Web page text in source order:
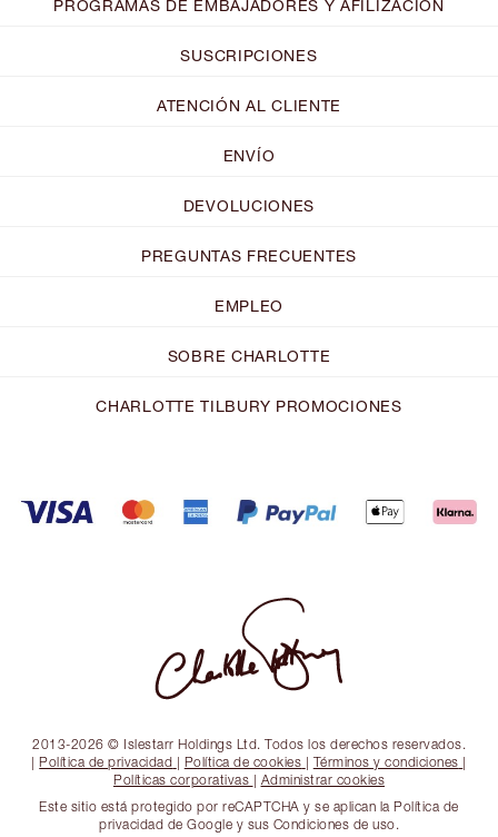
PROGRAMAS DE EMBAJADORES Y AFILIZACIÓN
SUSCRIPCIONES
ATENCIÓN AL CLIENTE
ENVÍO
DEVOLUCIONES
PREGUNTAS FRECUENTES
EMPLEO
SOBRE CHARLOTTE
CHARLOTTE TILBURY PROMOCIONES
2013-2026 © Islestarr Holdings Ltd. Todos los derechos reservados.
| Política de privacidad | Política de cookies | Términos y condiciones |
Políticas corporativas | Administrar cookies
Este sitio está protegido por reCAPTCHA y se aplican la Política de
privacidad de Google y sus Condiciones de uso.